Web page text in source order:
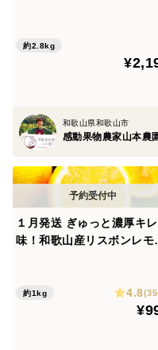
に骨粉肥料があります。
中々分解されず、地中
すが、注目した土壌微
率よく分解させ、果樹
した。甘さとうまさを
料を活用しています。
どれだけの技術を確立
味わいに個体差が出て
約2.8kg
和歌山県和歌山市
感動果物農家山本農
１月発送 ぎゅっと濃厚キ
味！和歌山産リスボンレモ
約1kg 4.8